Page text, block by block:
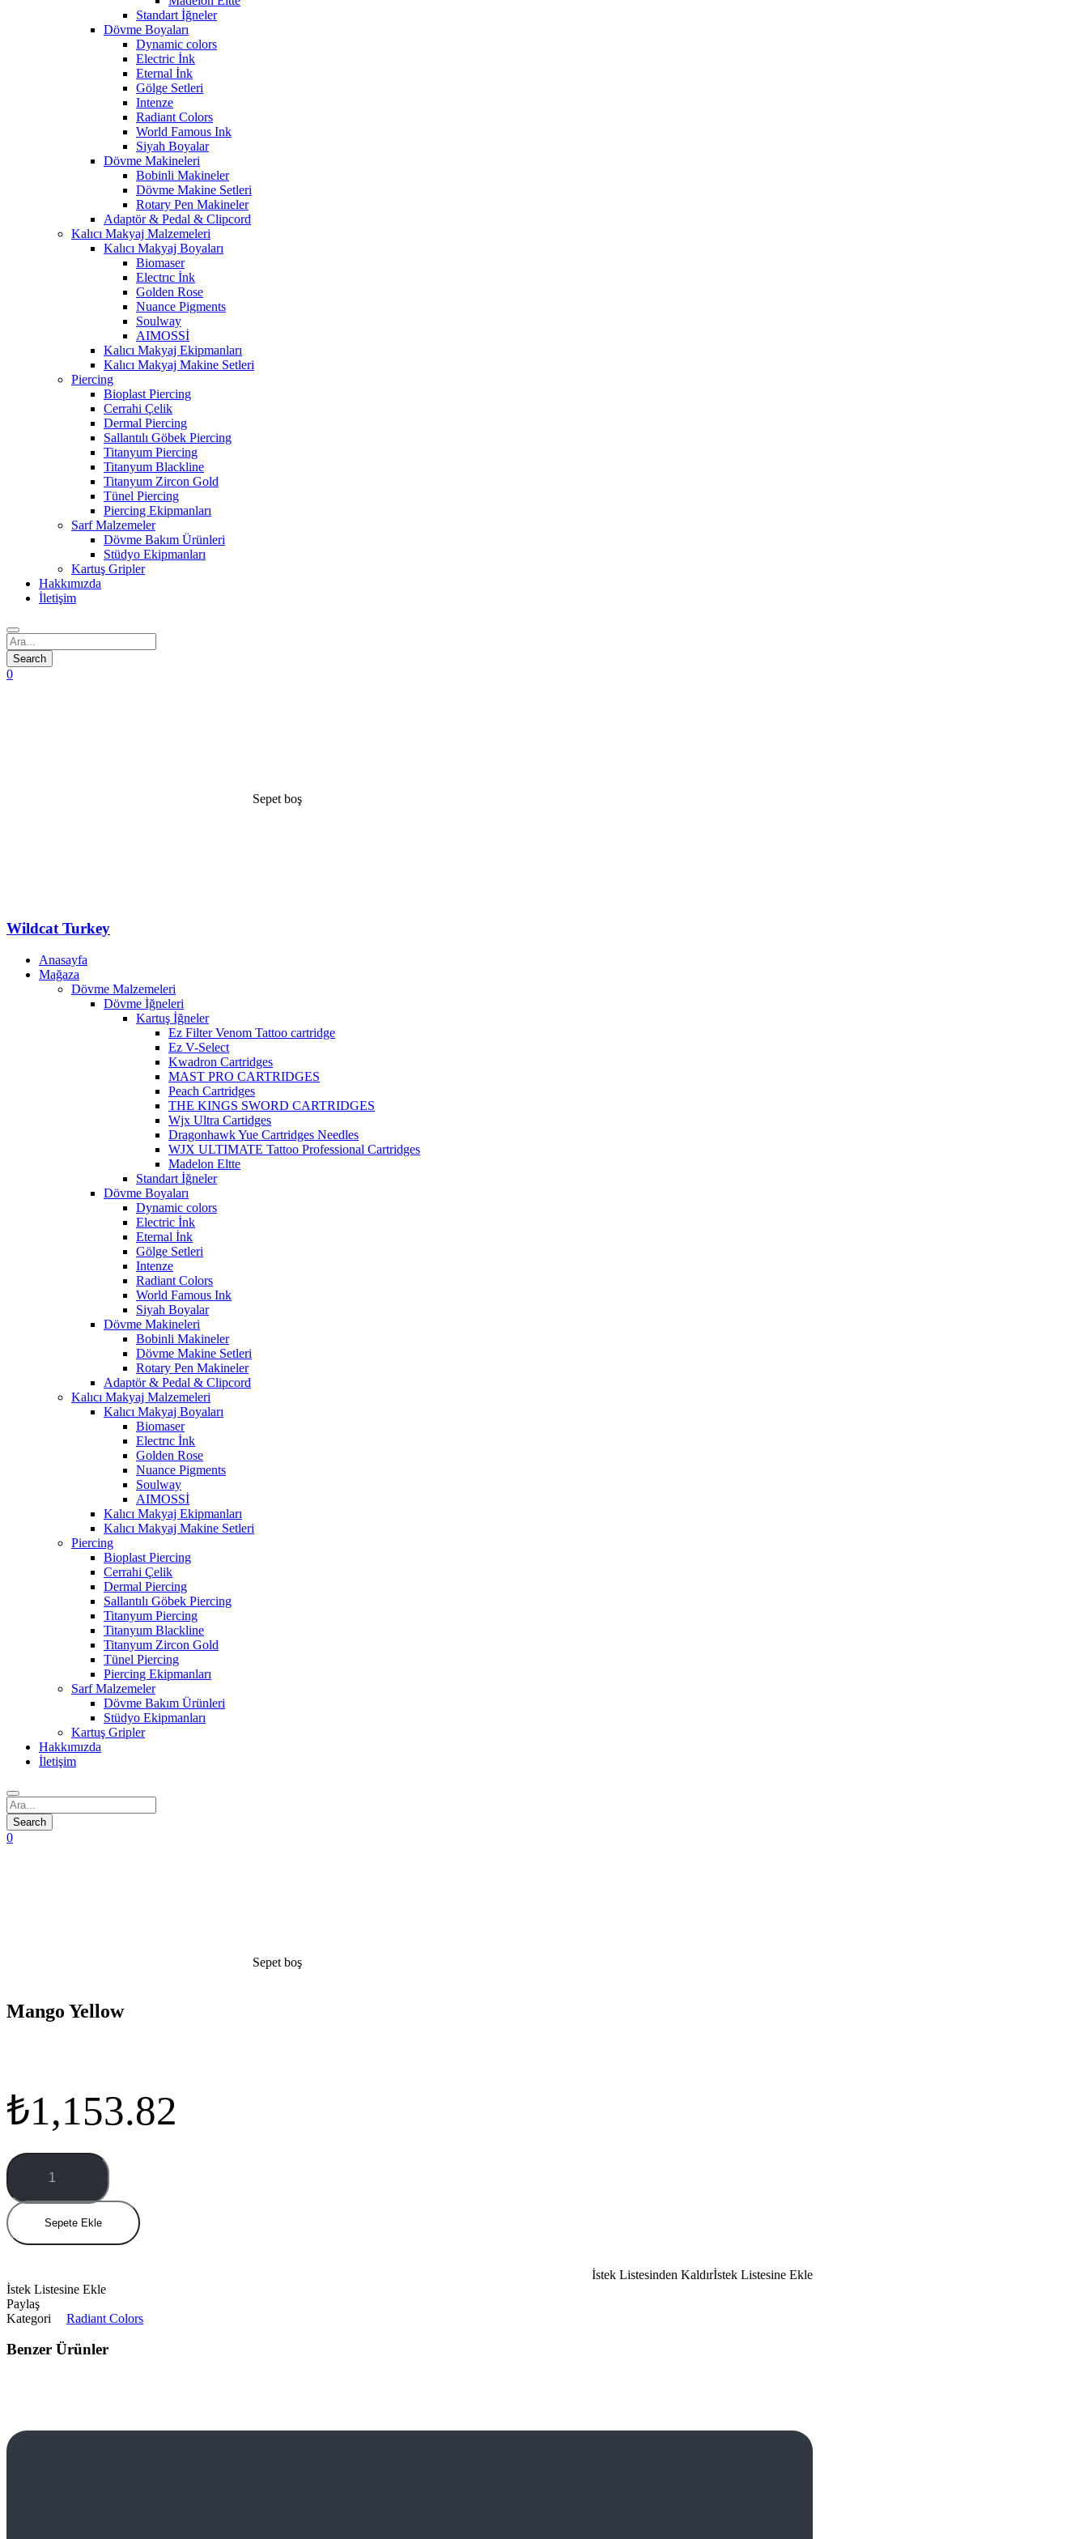
Standart İğneler
Dövme Boyaları
Dynamic colors
Electric İnk
Eternal İnk
Gölge Setleri
Intenze
Radiant Colors
World Famous Ink
Siyah Boyalar
Dövme Makineleri
Bobinli Makineler
Dövme Makine Setleri
Rotary Pen Makineler
Adaptör & Pedal & Clipcord
Kalıcı Makyaj Malzemeleri
Kalıcı Makyaj Boyaları
Biomaser
Electrıc İnk
Golden Rose
Nuance Pigments
Soulway
AIMOSSİ
Kalıcı Makyaj Ekipmanları
Kalıcı Makyaj Makine Setleri
Piercing
Bioplast Piercing
Cerrahi Çelik
Dermal Piercing
Sallantılı Göbek Piercing
Titanyum Piercing
Titanyum Blackline
Titanyum Zircon Gold
Tünel Piercing
Piercing Ekipmanları
Sarf Malzemeler
Dövme Bakım Ürünleri
Stüdyo Ekipmanları
Kartuş Gripler
Hakkımızda
İletişim
0
Sepet boş
Wildcat Turkey
Anasayfa
Mağaza
Dövme Malzemeleri
Dövme İğneleri
Kartuş İğneler
Ez Filter Venom Tattoo cartridge
Ez V-Select
Kwadron Cartridges
MAST PRO CARTRIDGES
Peach Cartridges
THE KINGS SWORD CARTRIDGES
Wjx Ultra Cartidges
Dragonhawk Yue Cartridges Needles
WJX ULTIMATE Tattoo Professional Cartridges
Madelon Eltte
Standart İğneler
Dövme Boyaları
Dynamic colors
Electric İnk
Eternal İnk
Gölge Setleri
Intenze
Radiant Colors
World Famous Ink
Siyah Boyalar
Dövme Makineleri
Bobinli Makineler
Dövme Makine Setleri
Rotary Pen Makineler
Adaptör & Pedal & Clipcord
Kalıcı Makyaj Malzemeleri
Kalıcı Makyaj Boyaları
Biomaser
Electrıc İnk
Golden Rose
Nuance Pigments
Soulway
AIMOSSİ
Kalıcı Makyaj Ekipmanları
Kalıcı Makyaj Makine Setleri
Piercing
Bioplast Piercing
Cerrahi Çelik
Dermal Piercing
Sallantılı Göbek Piercing
Titanyum Piercing
Titanyum Blackline
Titanyum Zircon Gold
Tünel Piercing
Piercing Ekipmanları
Sarf Malzemeler
Dövme Bakım Ürünleri
Stüdyo Ekipmanları
Kartuş Gripler
Hakkımızda
İletişim
0
Sepet boş
Mango Yellow
₺1,153.82
Mango
Yellow
miktar
Sepete Ekle
İstek Listesine Ekle
İstek Listesinden Kaldır
İstek Listesine Ekle
Paylaş
Kategori
Radiant Colors
Benzer Ürünler